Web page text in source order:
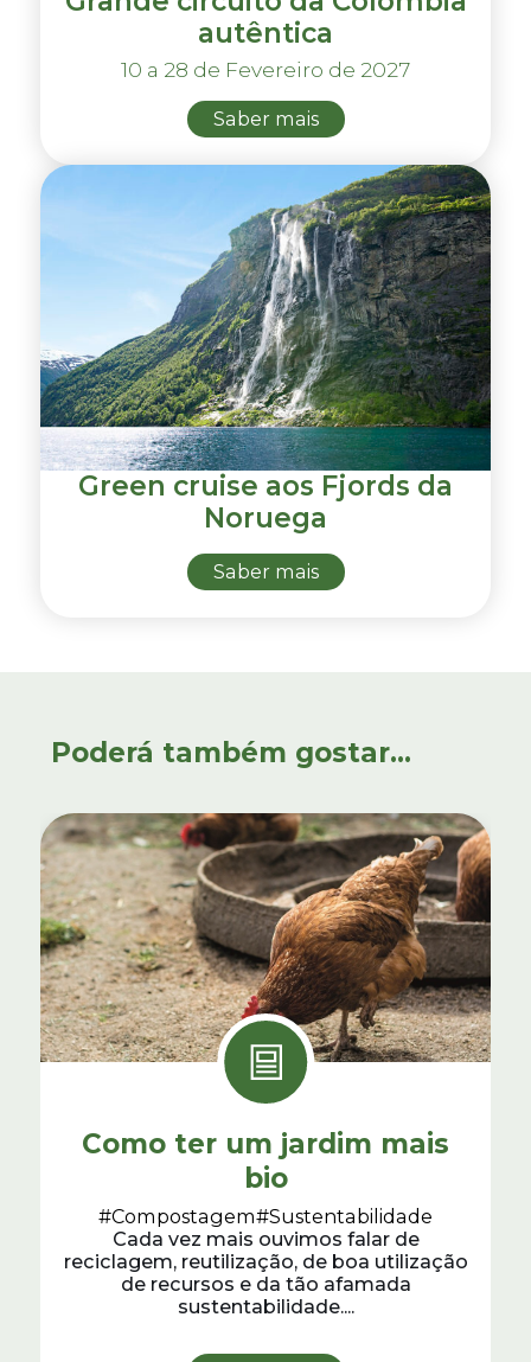
autêntica
10 a 28 de Fevereiro de 2027
Saber mais
Green cruise aos Fjords da
Noruega
Saber mais
Poderá também gostar...
Como ter um jardim mais
bio
#Compostagem#Sustentabilidade
Cada vez mais ouvimos falar de
reciclagem, reutilização, de boa utilização
de recursos e da tão afamada
sustentabilidade....